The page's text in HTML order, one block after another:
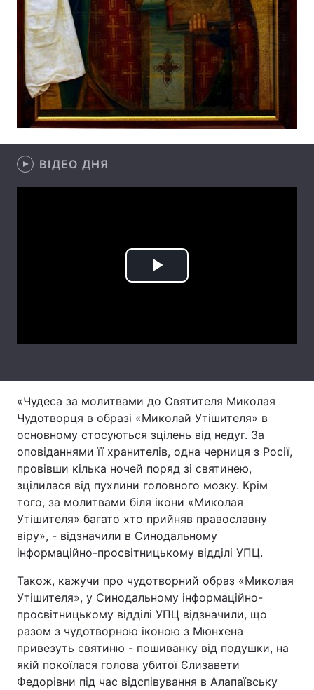
Тема оформлення
ВІДЕО ДНЯ
Play
«Чудеса за молитвами до Святителя Миколая
Чудотворця в образі «Миколай Утішителя» в
основному стосуються зцілень від недуг. За
оповіданнями її хранителів, одна черниця з Росії,
провівши кілька ночей поряд зі святинею,
зцілилася від пухлини головного мозку. Крім
того, за молитвами біля ікони «Миколая
Утішителя» багато хто прийняв православну
віру», - відзначили в Синодальному
інформаційно-просвітницькому відділі УПЦ.
Також, кажучи про чудотворний образ «Миколая
Утішителя», у Синодальному інформаційно-
просвітницькому відділі УПЦ відзначили, що
разом з чудотворною іконою з Мюнхена
привезуть святиню - пошиванку від подушки, на
якій покоїлася голова убитої Єлизавети
Федорівни під час відспівування в Алапаївську